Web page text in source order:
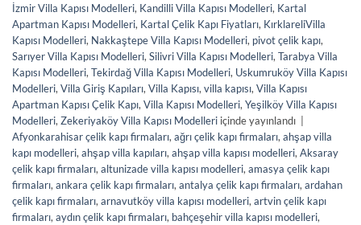
İzmir Villa Kapısı Modelleri, Kandilli Villa Kapısı Modelleri, Kartal
Apartman Kapısı Modelleri, Kartal Çelik Kapı Fiyatları, KırklareliVilla
Kapısı Modelleri, Nakkaştepe Villa Kapısı Modelleri, pivot çelik kapı,
Sarıyer Villa Kapısı Modelleri, Silivri Villa Kapısı Modelleri, Tarabya Villa
Kapısı Modelleri, Tekirdağ Villa Kapısı Modelleri, Uskumruköy Villa Kapısı
Modelleri, Villa Giriş Kapıları, Villa Kapısı, villa kapısı, Villa Kapısı
Apartman Kapısı Çelik Kapı, Villa Kapısı Modelleri, Yeşilköy Villa Kapısı
Modelleri, Zekeriyaköy Villa Kapısı Modelleri içinde yayınlandı
Afyonkarahisar çelik kapı firmaları, ağrı çelik kapı firmaları, ahşap villa
kapı modelleri, ahşap villa kapıları, ahşap villa kapısı modelleri, Aksaray
çelik kapı firmaları, altunizade villa kapısı modelleri, amasya çelik kapı
firmaları, ankara çelik kapı firmaları, antalya çelik kapı firmaları, ardahan
çelik kapı firmaları, arnavutköy villa kapısı modelleri, artvin çelik kapı
firmaları, aydın çelik kapı firmaları, bahçeşehir villa kapısı modelleri,